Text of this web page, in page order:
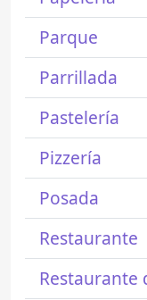
Parque
Parrillada
Pastelería
Pizzería
Posada
Restaurante
Restaurante